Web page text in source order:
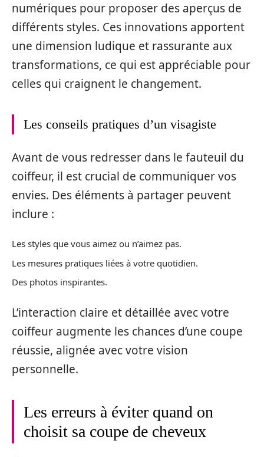
numériques pour proposer des aperçus de
différents styles. Ces innovations apportent
une dimension ludique et rassurante aux
transformations, ce qui est appréciable pour
celles qui craignent le changement.
Les conseils pratiques d’un visagiste
Avant de vous redresser dans le fauteuil du
coiffeur, il est crucial de communiquer vos
envies. Des éléments à partager peuvent
inclure :
Les styles que vous aimez ou n’aimez pas.
Les mesures pratiques liées à votre quotidien.
Des photos inspirantes.
L’interaction claire et détaillée avec votre
coiffeur augmente les chances d’une coupe
réussie, alignée avec votre vision
personnelle.
Les erreurs à éviter quand on
choisit sa coupe de cheveux